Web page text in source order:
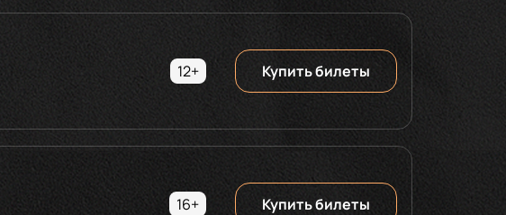
12+ Купить билеты
16+ Купить билеты